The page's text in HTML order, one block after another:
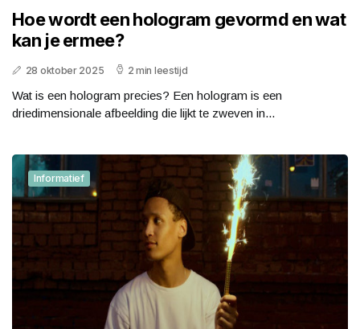
Hoe wordt een hologram gevormd en wat
kan je ermee?
28 oktober 2025 2 min leestijd
Wat is een hologram precies? Een hologram is een
driedimensionale afbeelding die lijkt te zweven in...
Informatief